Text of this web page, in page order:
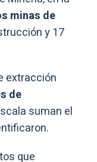
minas de
y 17
extracción
de
suman el
que